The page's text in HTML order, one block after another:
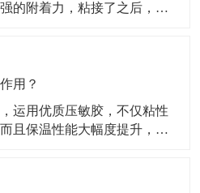
的附着力，粘接了之后，能
带做的密封材料。还被广泛
有家用电器、空调、汽车、
用？
运用优质压敏胶，不仅粘性
且保温性能大幅度提升，规
冰柜生产厂的主要原辅材